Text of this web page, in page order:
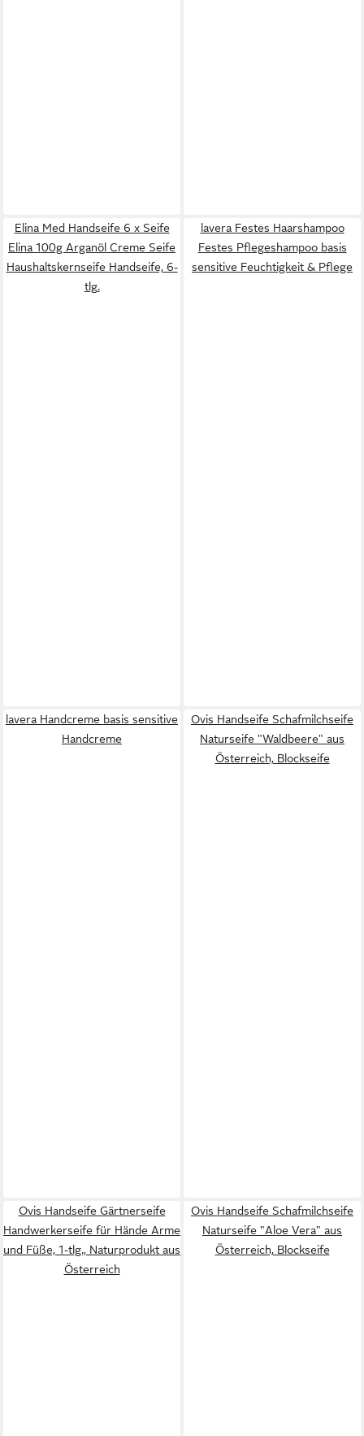
Elina Med Handseife 6 x Seife
Elina 100g Arganöl Creme Seife
Haushaltskernseife Handseife, 6-
tlg.
lavera Festes Haarshampoo
Festes Pflegeshampoo basis
sensitive Feuchtigkeit & Pflege
lavera Handcreme basis sensitive
Handcreme
Ovis Handseife Schafmilchseife
Naturseife "Waldbeere" aus
Österreich, Blockseife
Ovis Handseife Gärtnerseife
Handwerkerseife für Hände Arme
und Füße, 1-tlg., Naturprodukt aus
Österreich
Ovis Handseife Schafmilchseife
Naturseife "Aloe Vera" aus
Österreich, Blockseife